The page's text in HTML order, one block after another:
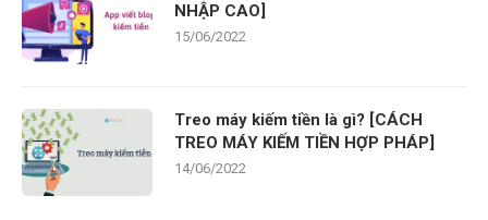
NHẬP CAO]
15/06/2022
Treo máy kiếm tiền là gì? [CÁCH
TREO MÁY KIẾM TIỀN HỢP PHÁP]
14/06/2022